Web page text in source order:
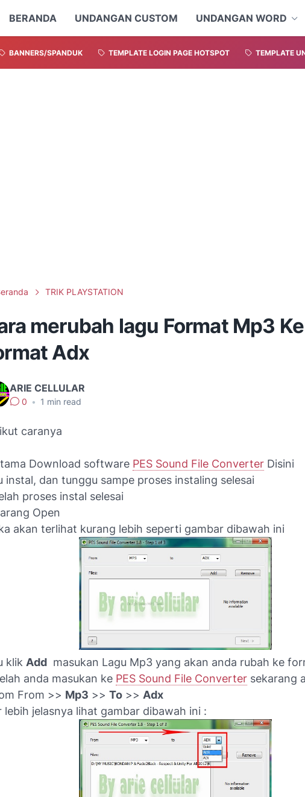
BERANDA UNDANGAN CUSTOM UNDANGAN WORD
BANNERS/SPANDUK TEMPLATE LOGIN PAGE HOTSPOT TEMPLATE
TRIK PLAYSTATION
merubah lagu Format Mp3 Ke
Adx
ARIE CELLULAR
0 • 1 min read
caranya
Download software PES Sound File Converter Disini
instal, dan tunggu sampe proses instaling selesai
proses instal selesai
Open
akan terlihat kurang lebih seperti gambar dibawah ini
klik Add masukan Lagu Mp3 yang akan anda rubah ke
anda masukan ke PES Sound File Converter sekarang
From >> Mp3 >> To >> Adx
lebih jelasnya lihat gambar dibawah ini :